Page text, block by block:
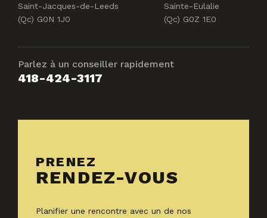
Saint-Jacques-de-Leeds
(Qc) G0N 1J0
Sainte-Eulalie
(Qc) G0Z 1E0
Parlez à un conseiller rapidement
418-424-3117
PRENEZ
RENDEZ-VOUS
Planifier une rencontre avec un de nos